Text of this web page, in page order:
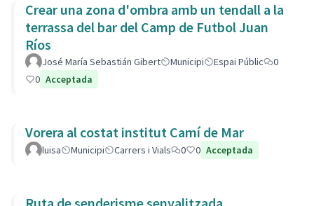
Crear una zona d'ombra amb un tendall a la
terrassa del bar del Camp de Futbol Juan
Ríos
José María Sebastián Gibert Municipi Espai Públic
0
0 Acceptada
Vorera al costat institut Camí de Mar
luisa Municipi Carrers i Vials 0 0 Acceptada